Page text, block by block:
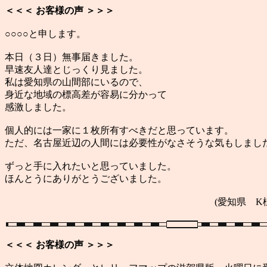
＜＜＜ お客様の声 ＞＞＞
○○○○と申します。
本日（３日）無事届きました。
早速友人達とじっくり見ました。
私は愛知県の山間部にいるので、
身近な地域の標高差が容易に分かって
感激しました。
個人的には一家に１枚所有すべきだと思っています。
ただ、名古屋近辺の人間には必要性がなさそうな気もしまし
ずっと手に入れたいと思っていました。
ほんとうにありがとうございました。
(愛知県 K様
＜＜＜ お客様の声 ＞＞＞